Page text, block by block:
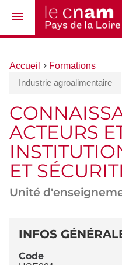
Vous
ici :
Accueil
Formations
Industrie agroalimentaire
ACTEURS
ET
Unité
DÉTAILS
INFOS
Code